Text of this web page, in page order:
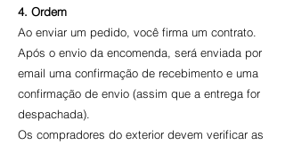
4. Ordem
Ao enviar um pedido, você firma um contrato.
Após o envio da encomenda, será enviada por
email uma confirmação de recebimento e uma
confirmação de envio (assim que a entrega for
despachada).
Os compradores do exterior devem verificar as